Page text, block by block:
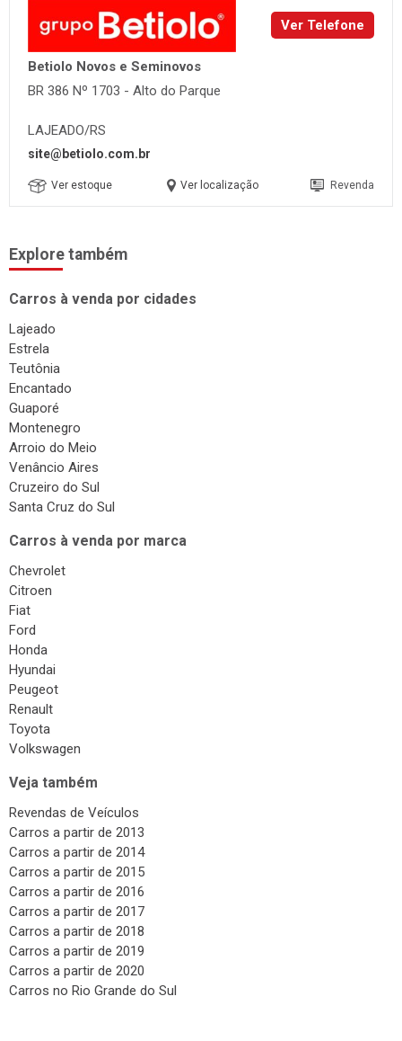
Ver Telefone
Betiolo Novos e Seminovos
BR 386 Nº 1703 - Alto do Parque
LAJEADO/RS
site@betiolo.com.br
Ver estoque Ver localização Revenda
Explore também
Carros à venda por cidades
Lajeado
Estrela
Teutônia
Encantado
Guaporé
Montenegro
Arroio do Meio
Venâncio Aires
Cruzeiro do Sul
Santa Cruz do Sul
Carros à venda por marca
Chevrolet
Citroen
Fiat
Ford
Honda
Hyundai
Peugeot
Renault
Toyota
Volkswagen
Veja também
Revendas de Veículos
Carros a partir de 2013
Carros a partir de 2014
Carros a partir de 2015
Carros a partir de 2016
Carros a partir de 2017
Carros a partir de 2018
Carros a partir de 2019
Carros a partir de 2020
Carros no Rio Grande do Sul